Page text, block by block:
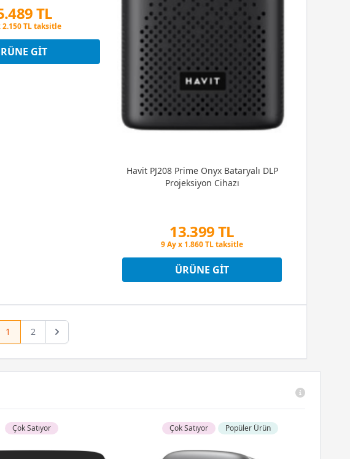
TL
3 Taksit
2.150 TL taksitle
Fiyatına 3 Taksit
GIT
Havit PJ208 Prime Onyx Bataryalı DLP
Projeksiyon Cihazı
13.399 TL
Peşin Fiyatına 3 Taksit
Peşin Fiyatına 3 Taksit
ÜRÜNE GIT
1 2 Next
Çok Satıyor Çok Satıyor Popüler Ürün